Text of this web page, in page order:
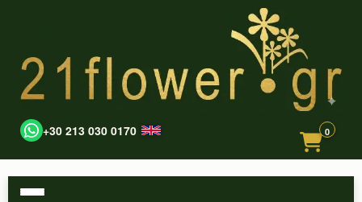
+30 213 030 0170 0